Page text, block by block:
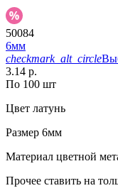
50084
6мм
checkmark_alt_circle
3.14 р.
По 100 шт
Цвет латунь
Размер 6мм
Материал цветной
Прочее ставить на